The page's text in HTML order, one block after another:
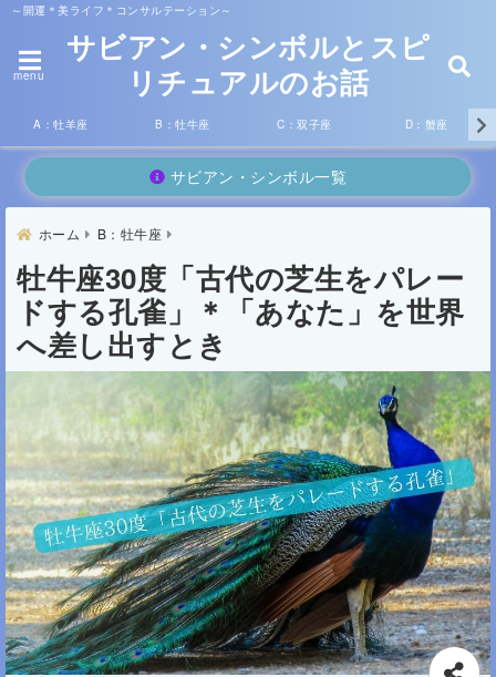
～開運＊美ライフ＊コンサルテーション～
menu
サビアン・シンボルとスピ
リチュアルのお話
A：牡羊座 B：牡牛座 C：双子座 D：蟹座
サビアン・シンボル一覧
ホーム B：牡牛座
牡牛座30度「古代の芝生をパレー
ドする孔雀」＊「あなた」を世界
へ差し出すとき